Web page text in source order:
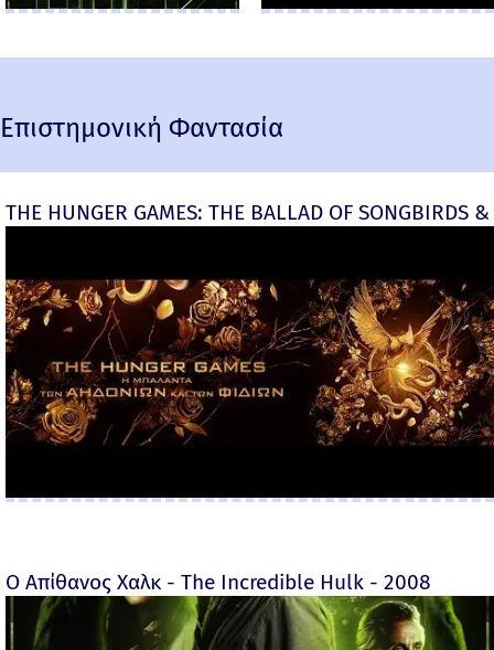
Επιστημονική Φαντασία
THE HUNGER GAMES: THE BALLAD OF SONGBIRDS
Ο Απίθανος Χαλκ - The Incredible Hulk - 2008